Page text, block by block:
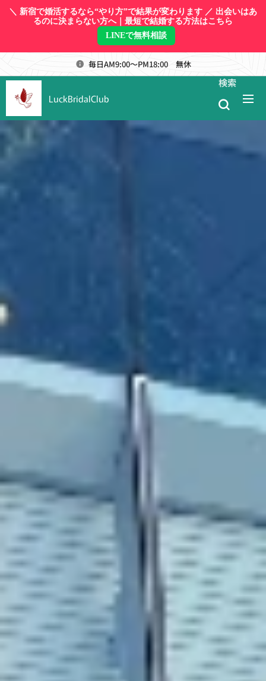
＼ 新宿で婚活するなら“やり方”で結果が変わります ／ 出会いはあ
るのに決まらない方へ｜最短で結婚する方法はこちら
LINEで無料相談
毎日AM9:00～PM18:00 無休
LuckBridalClub
検索